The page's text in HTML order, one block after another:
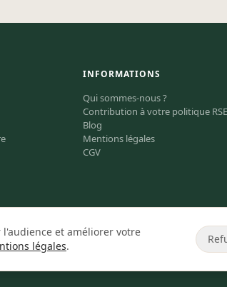
INFORMATIONS
Qui sommes-nous ?
Contribution à votre politique RSE
Blog
Mentions légales
CGV
et améliorer votre
légales.